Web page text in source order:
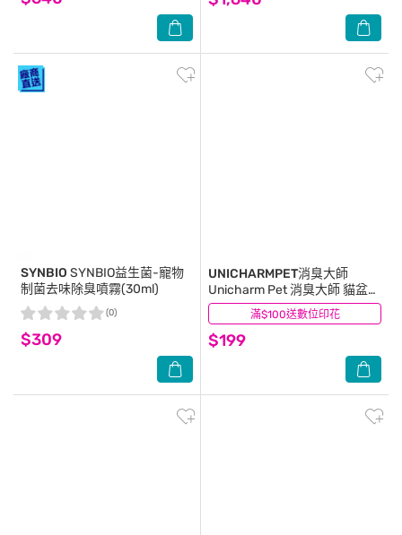
SYNBIO SYNBIO益生菌-寵物
制菌去味除臭噴霧(30ml)
$309
(0) 滿$100送數位印花
UNICHARMPET消臭大師
Unicharm Pet 消臭大師 貓盆消
臭粒 天然沐浴香 (450 ml/ 罐)
$199
(1)